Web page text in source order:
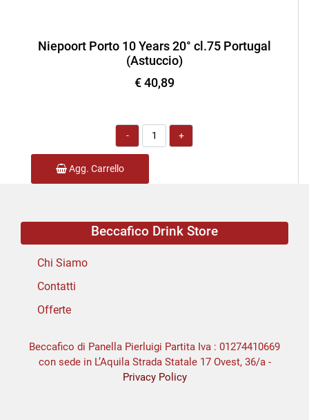
Niepoort Porto 10 Years 20° cl.75 Portugal
(Astuccio)
€ 40,89
Quantità
Agg. Carrello
Beccafico Drink Store
Chi Siamo
Contatti
Offerte
Beccafico di Panella Pierluigi Partita Iva : 01274410669
con sede in L’Aquila Strada Statale 17 Ovest, 36/a -
Privacy Policy